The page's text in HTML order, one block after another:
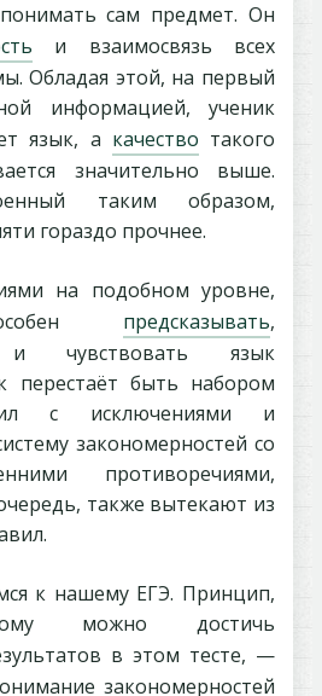
сам предмет. Он
и взаимосвязь всех
Обладая этой, на первый
информацией, ученик
язык, а качество такого
значительно выше.
таким образом,
гораздо прочнее.
на подобном уровне,
предсказывать,
и чувствовать язык
перестаёт быть набором
с исключениями и
закономерностей со
противоречиями,
также вытекают из
к нашему ЕГЭ. Принцип,
можно достичь
в этом тесте, —
закономерностей